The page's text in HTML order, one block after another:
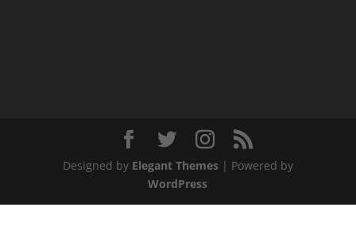
Designed by Elegant Themes| Powered by
WordPress